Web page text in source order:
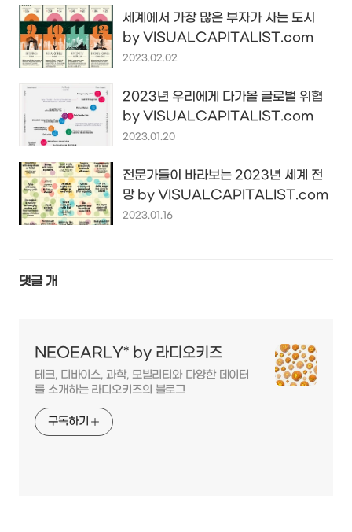
세계에서 가장 많은 부자가 사는 도시
by VISUALCAPITALIST.com
2023.02.02
2023년 우리에게 다가올 글로벌 위협
by VISUALCAPITALIST.com
2023.01.20
전문가들이 바라보는 2023년 세계 전
망 by VISUALCAPITALIST.com
2023.01.16
댓글 개
NEOEARLY* by 라디오키즈
테크, 디바이스, 과학, 모빌리티와 다양한 데이터
를 소개하는 라디오키즈의 블로그
구독하기